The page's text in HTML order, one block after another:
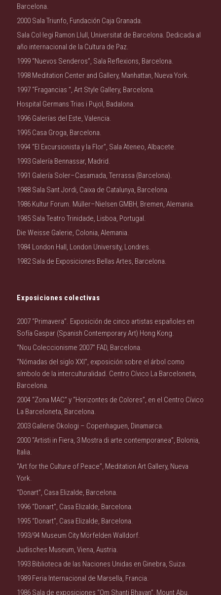
Barcelona.
2000 Sala Triunfo, Fundación Caja Granada.
Sala Col·legi Ramon Llull, Universitat de Barcelona. Dedicada al
año internacional de la Cultura de Paz.
1999 “Nuevos Senderos”, Sala Reflexions, Barcelona.
1998 Meditation Center and Gallery, Manhattan, Nueva York.
1997 “Fragancias “, Art Style Gallery, Barcelona.
Hospital Germans Trias i Pujol, Badalona.
1996 Galerías del Este, Valencia.
1995 Casa Groga, Barcelona.
1994 “El Excursionista y la Flor”, Sala Ateneo, Albacete.
1993 Galería Bennassar, Madrid.
1991 Galería Soler–Casamada, Terrassa (Barcelona).
1988 Sala Sant Jordi, Caixa de Catalunya, Barcelona.
1986 Kultur Forum. Müller–Nielsen GMBH, Bremen, Alemania.
1985 Sala Teatro Trinidade, Lisboa, Portugal.
Die Weisse Galerie, Colonia, Alemania.
1984 London Hall, London University, Londres.
1982 Sala de Exposiciones Bellas Artes, Barcelona.
Exposiciones colectivas
2007 “Primavera”. Exposición de cinco artistas españoles en
Sofía Gaspar (Spanish Contemporary Art) Hong Kong.
“Nou Coleccionisme 2007” FAD, Barcelona.
“Nómadas del siglo XXI”, exposición sobre el árbol como
símbolo de la interculturalidad. Centro Cívico La Barceloneta,
Barcelona.
2004 “Zona MAC” y “Horizontes de Colores”, en el Centro Cívico
La Barceloneta, Barcelona.
2003 Gallerie Okologi – Copenhaguen, Dinamarca.
2000 “Artisti in Fiera, 3 Mostra di arte contemporanea”, Bolonia,
Italia.
“Art for the Culture of Peace”, Meditation Art Gallery, Nueva
York.
“Donart”, Casa Elizalde, Barcelona.
1996 “Donart”, Casa Elizalde, Barcelona.
1995 “Donart”, Casa Elizalde, Barcelona.
1993/94 Museum City Mörfelden Walldorf.
Judisches Museum, Viena, Austria.
1993 Biblioteca de las Naciones Unidas en Ginebra, Suiza.
1989 Feria Internacional de Marsella, Francia.
1986 Sala de exposiciones “Om Shanti Bhavan”, Mount Abu,